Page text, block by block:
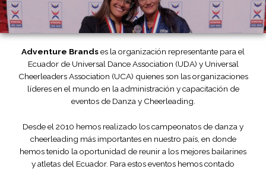
Adventure Brandses la organización representante para el
Ecuador de Universal Dance Association (UDA) y Universal
Cheerleaders Association (UCA) quienes son las organizaciones
líderes en el mundo en la administración y capacitación de
eventos de Danza y Cheerleading.
Desde el 2010 hemos realizado los campeonatos de danza y
cheerleading más importantes en nuestro país, en donde
hemos tenido la oportunidad de reunir a los mejores bailarines
y atletas del Ecuador. Para estos eventos hemos contado